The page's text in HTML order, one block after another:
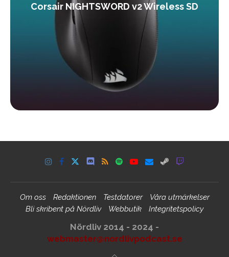
Corsair NIGHTSWORD v2 Wireless SD
Om oss Redaktionen Testdatorer
Våra utmärkelser
Bli skribent på Nördliv
Webbutik Integritetspolicy
Nördliv 2014 - 2024 -
webmaster@nordlivpodcast.se